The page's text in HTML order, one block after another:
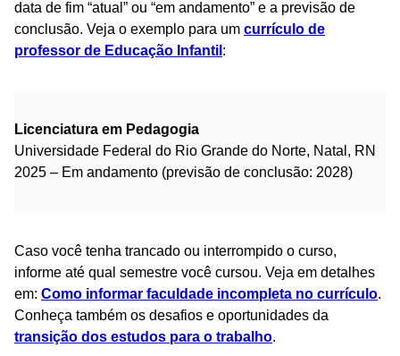
data de fim “atual” ou “em andamento” e a previsão de
conclusão. Veja o exemplo para um currículo de
professor de Educação Infantil :
Licenciatura em Pedagogia
Universidade Federal do Rio Grande do Norte, Natal, RN
2025 – Em andamento (previsão de conclusão: 2028)
Caso você tenha trancado ou interrompido o curso,
informe até qual semestre você cursou. Veja em detalhes
em: Como informar faculdade incompleta no currículo.
Conheça também os desafios e oportunidades da
transição dos estudos para o trabalho.